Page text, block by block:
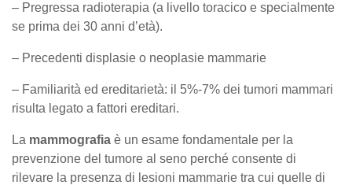
– Pregressa radioterapia (a livello toracico e specialmente
se prima dei 30 anni d’età).
– Precedenti displasie o neoplasie mammarie
– Familiarità ed ereditarietà: il 5%-7% dei tumori mammari
risulta legato a fattori ereditari.
La mammografia è un esame fondamentale per la
prevenzione del tumore al seno perché consente di
rilevare la presenza di lesioni mammarie tra cui quelle di